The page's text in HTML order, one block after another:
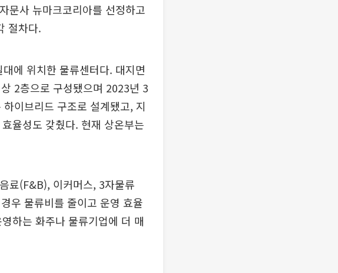
문사 뉴마크코리아를 선정하고
절차다.
에 위치한 물류센터다. 대지면
2층으로 구성됐으며 2023년 3
이브리드 구조로 설계됐고, 지
율성도 갖췄다. 현재 상온부는
료(F&B), 이커머스, 3자물류
우 물류비를 줄이고 운영 효율
하는 화주나 물류기업에 더 매